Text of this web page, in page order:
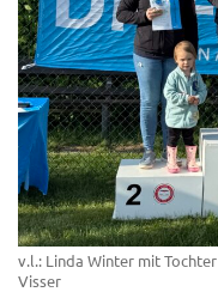
v.l.: Linda Winter mit
Visser